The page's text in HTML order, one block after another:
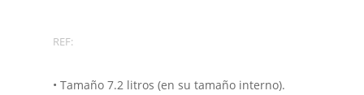
REF:
• Tamaño 7.2 litros (en su tamaño interno).